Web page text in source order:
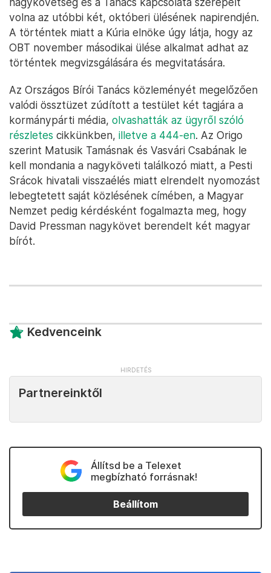
volna az utóbbi két, októberi ülésének napirendjén.
A történtek miatt a Kúria elnöke úgy látja, hogy az
OBT november másodikai ülése alkalmat adhat az
történtek megvizsgálására és megvitatására.
Az Országos Bírói Tanács közleményét megelőzően
valódi össztüzet zúdított a testület két tagjára a
kormánypárti média, olvashatták az ügyről szóló
részletes cikkünkben, illetve a 444-en. Az Origo
szerint Matusik Tamásnak és Vasvári Csabának le
kell mondania a nagyköveti találkozó miatt, a Pesti
Srácok hivatali visszaélés miatt elrendelt nyomozást
lebegtetett saját közlésének címében, a Magyar
Nemzet pedig kérdésként fogalmazta meg, hogy
David Pressman nagykövet berendelt két magyar
bírót.
Kedvenceink
Partnereinktől
Állítsd be a Telexet
megbízható forrásnak!
Beállítom